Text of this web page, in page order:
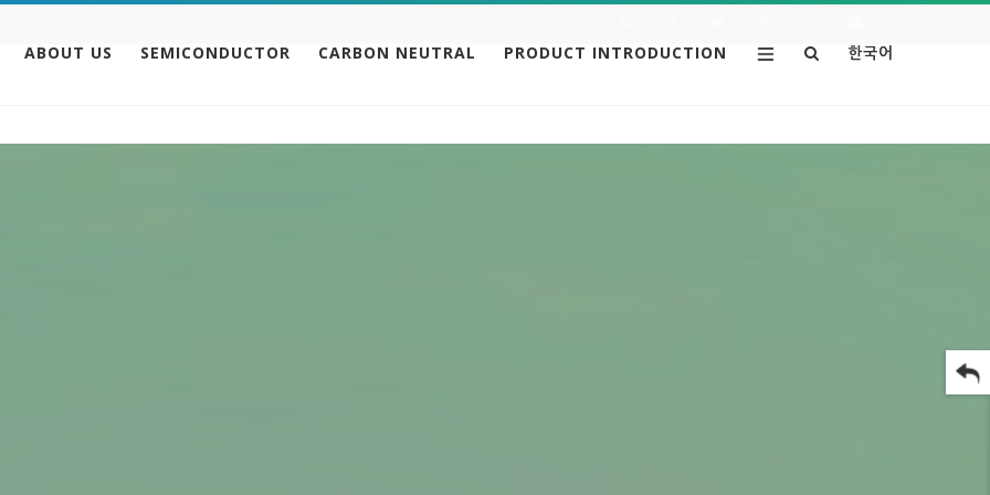
ABOUT US SEMICONDUCTOR CARBON NEUTRAL PRODUCT INTRODUCTION 한국어